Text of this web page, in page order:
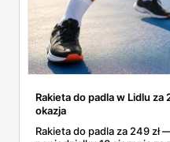
Rakieta do padla w Lidlu za
okazja
Rakieta do padla za 249 zł